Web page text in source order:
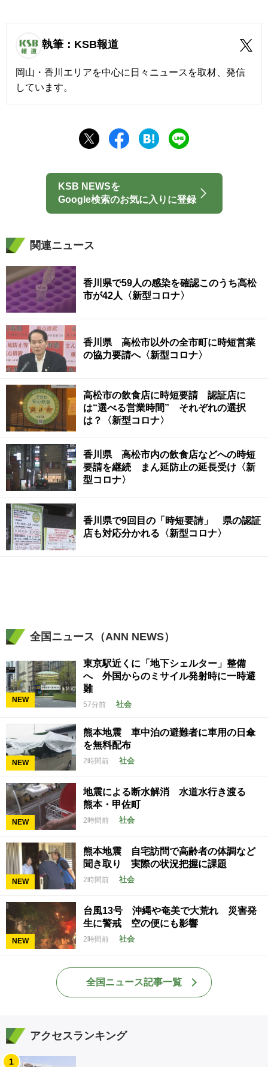
執筆：KSB報道
岡山・香川エリアを中心に日々ニュースを取材、発信
しています。
KSB NEWSを
Google検索のお気に入りに登録
関連ニュース
香川県で59人の感染を確認このうち高松
市が42人〈新型コロナ〉
香川県 高松市以外の全市町に時短営業
の協力要請へ〈新型コロナ〉
高松市の飲食店に時短要請 認証店に
は“選べる営業時間” それぞれの選択
は？〈新型コロナ〉
香川県 高松市内の飲食店などへの時短
要請を継続 まん延防止の延長受け〈新
型コロナ〉
香川県で9回目の「時短要請」 県の認証
店も対応分かれる〈新型コロナ〉
全国ニュース（ANN NEWS）
NEW
東京駅近くに「地下シェルター」整備
へ 外国からのミサイル発射時に一時避
難
57分前 社会
NEW
熊本地震 車中泊の避難者に車用の日傘
を無料配布
2時間前 社会
NEW
地震による断水解消 水道水行き渡る
熊本・甲佐町
2時間前 社会
NEW
熊本地震 自宅訪問で高齢者の体調など
聞き取り 実際の状況把握に課題
2時間前 社会
NEW
台風13号 沖縄や奄美で大荒れ 災害発
生に警戒 空の便にも影響
2時間前 社会
全国ニュース記事一覧
アクセスランキング
1